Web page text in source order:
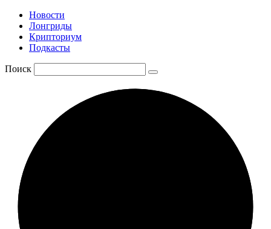
Новости
Лонгриды
Крипториум
Подкасты
Поиск